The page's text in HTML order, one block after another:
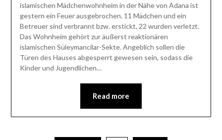
islamischen Mädchenwohnheim in der Nähe von Adana ist
gestern ein Feuer ausgebrochen. 11 Mädchen und ein
Betreuer sind verbrannt bzw. erstickt, 22 wurden verletzt.
Das Wohnheim gehört zur äußerst reaktionären
islamischen Süleymancilar-Sekte. Angeblich sollen die
Türen des Hauses abgesperrt gewesen sein, sodass die
Kinder und Jugendlichen…
Read more